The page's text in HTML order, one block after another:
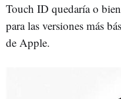
Touch ID quedaría o
para las versiones más
de Apple.